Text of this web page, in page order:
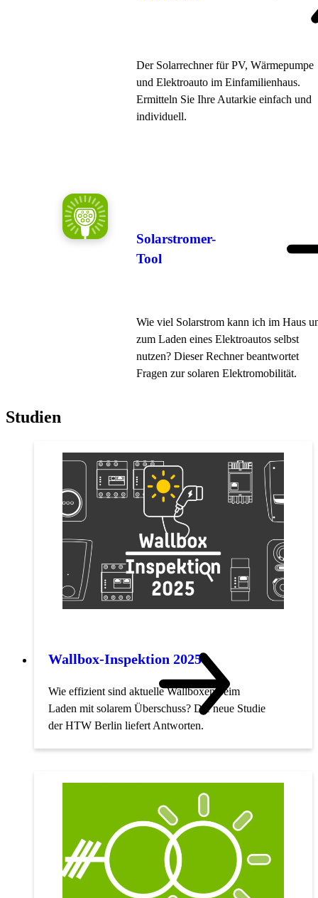
Der Solarrechner für PV, Wärme­pumpe
und Elektro­auto im Ein­familien­haus.
Ermitteln Sie Ihre Autarkie einfach und
individuell.
Solarstromer-
Tool
Wie viel Solarstrom kann ich im Haus
zum Laden eines Elektroautos selbst
nutzen? Dieser Rechner beantwortet
Fragen zur solaren Elektromobilität.
Studien
Wallbox-Inspektion 2025
Wie effizient sind aktuelle Wallboxen beim
Laden mit solarem Überschuss? Die neue Studie
der HTW Berlin liefert Antworten.